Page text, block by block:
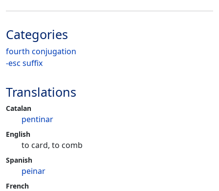
Categories
fourth conjugation
-esc suffix
Translations
Catalan
pentinar
English
to card, to comb
Spanish
peinar
French